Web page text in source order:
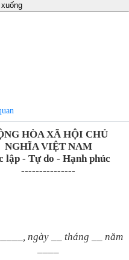
HÒA XÃ HỘI CHỦ
NGHĨA VIỆT NAM
lập - Tự do - Hạnh phúc
---------------
, ngày tháng
năm